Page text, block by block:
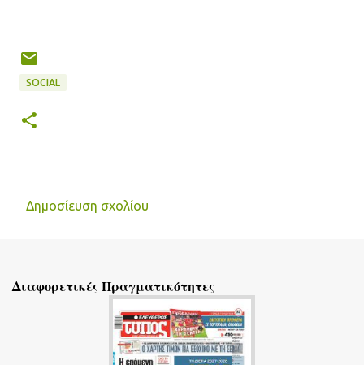
SOCIAL
λ
Δημοσίευση σχολίου
Διαφορετικές Πραγματικότητες